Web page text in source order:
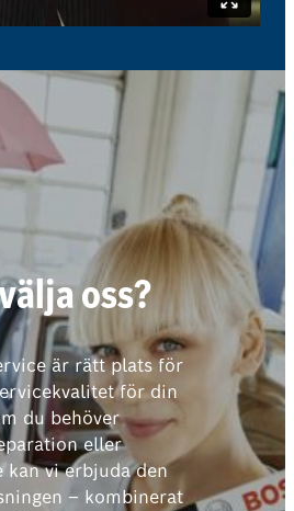
oss?
är rätt plats för
för din
du behöver
eller
kan vi erbjuda den
– kombinerat